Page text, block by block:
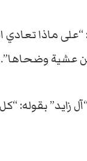
“على ماذا
عشية وضحاها”.
زايد” بقوله: